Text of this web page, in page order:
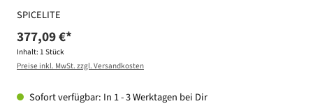
SPICELITE
377,09 €*
Inhalt: 1 Stück
Preise inkl. MwSt. zzgl. Versandkosten
Sofort verfügbar: In 1 - 3 Werktagen bei Dir